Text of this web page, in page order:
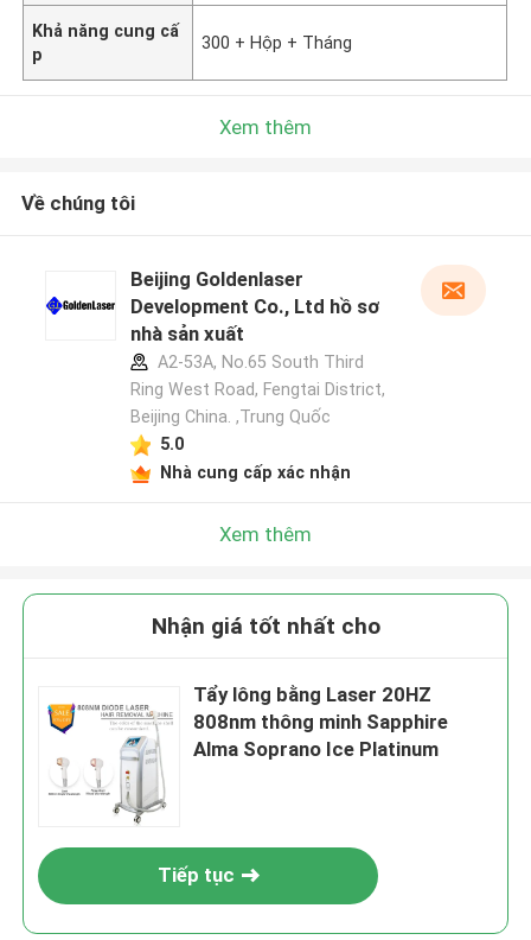
Khả năng cung cấ
p
300 + Hộp + Tháng
Xem thêm
Về chúng tôi
Beijing Goldenlaser
Development Co., Ltd hồ sơ
nhà sản xuất
A2-53A, No.65 South Third
Ring West Road, Fengtai District,
Beijing China. ,Trung Quốc
5.0
Nhà cung cấp xác nhận
Xem thêm
Nhận giá tốt nhất cho
Tẩy lông bằng Laser 20HZ
808nm thông minh Sapphire
Alma Soprano Ice Platinum
Tiếp tục